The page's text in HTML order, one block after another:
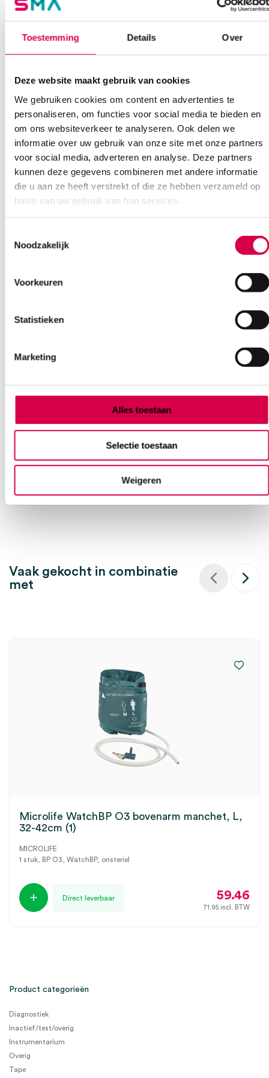
Toestemming Details Over
Deze website maakt gebruik van cookies
We gebruiken cookies om content en advertenties te
personaliseren, om functies voor social media te bieden en
om ons websiteverkeer te analyseren. Ook delen we
informatie over uw gebruik van onze site met onze partners
voor social media, adverteren en analyse. Deze partners
kunnen deze gegevens combineren met andere informatie
die u aan ze heeft verstrekt of die ze hebben verzameld op
basis van uw gebruik van hun services.
Noodzakelijk
Voorkeuren
Statistieken
Marketing
Alles toestaan
Selectie toestaan
Weigeren
08:30 tot 17:00
Ook interessant
Microlife WatchBP O3 ABPM 2G, 24-uurs
bloeddrukmeter (set)
3 tot 5 werkdagen
Vaak gekocht in combinatie
met
Microlife WatchBP O3 bovenarm manchet, L,
32-42cm (1)
MICROLIFE
1 stuk, BP O3, WatchBP, onsteriel
Direct leverbaar 59.46
71.95 incl. BTW
Product categorieën
Diagnostiek
Inactief/test/overig
Instrumentarium
Overig
Tape